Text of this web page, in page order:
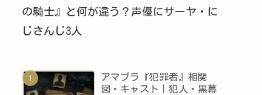
の騎士』と何が違う？声優にサーヤ・に
じさんじ3人
アマプラ『犯罪者』相関
図・キャスト｜犯人・黒幕